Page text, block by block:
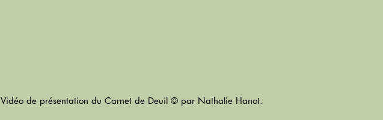
Vidéo de présentation du Carnet de Deuil © par Nathalie Hanot.